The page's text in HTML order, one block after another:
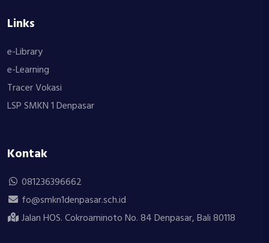
Links
e-Library
e-Learning
Tracer Vokasi
LSP SMKN 1 Denpasar
Kontak
081236396662
fo@smkn1denpasar.sch.id
Jalan HOS. Cokroaminoto No. 84 Denpasar, Bali 80118